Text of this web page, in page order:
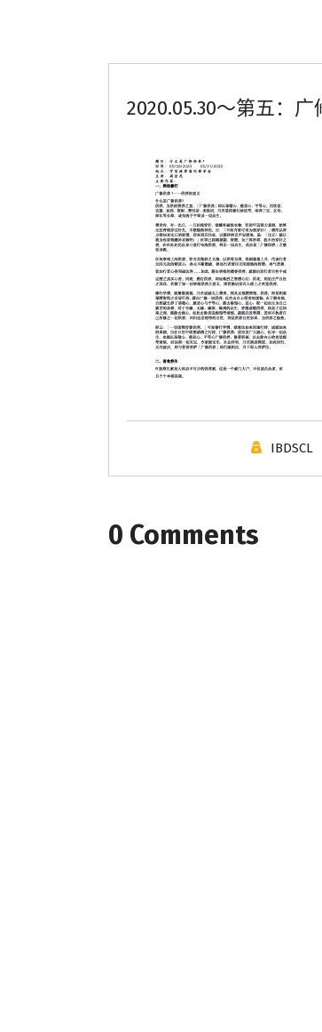
2020.05.30～第五：
IBDSCL
0 Comments